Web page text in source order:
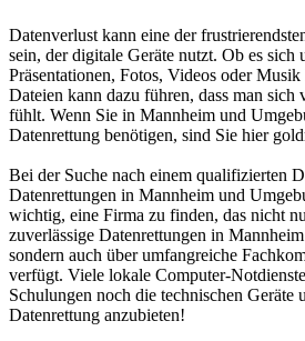
Datenverlust kann eine der
sein, der digitale Geräte nutzt. Ob es sich
Präsentationen, Fotos, Videos oder
Dateien kann dazu führen, dass man
fühlt. Wenn Sie in Mannheim und
Datenrettung benötigen, sind Sie hier
Bei der Suche nach einem qualifizierten
Datenrettungen in Mannheim und
wichtig, eine Firma zu finden, das nicht
zuverlässige Datenrettungen in
sondern auch über umfangreiche
verfügt. Viele lokale Computer-
Schulungen noch die technischen Geräte
Datenrettung anzubieten!